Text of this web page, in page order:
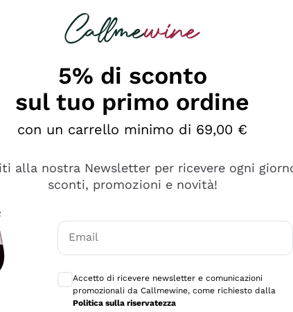
5% di sconto
sul tuo primo ordine
con un carrello minimo di 69,00 €
alla nostra Newsletter per ricevere ogni
sconti, promozioni e novità!
Email
Accetto di ricevere newsletter e comunicazioni
promozionali da Callmewine, come richiesto dalla
Politica sulla riservatezza